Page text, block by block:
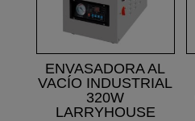
ENVASADORA AL
VACÍO INDUSTRIAL
320W
LARRYHOUSE